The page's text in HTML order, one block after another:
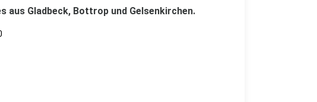
aus Gladbeck, Bottrop und Gelsenkirchen.